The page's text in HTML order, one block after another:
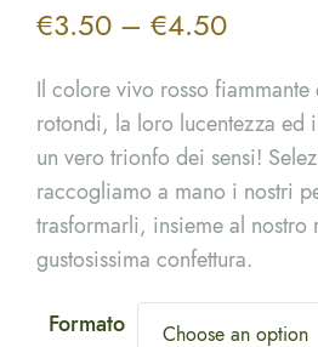
€3.50 – €4.50Price
€3.50
€4.50
Il colore vivo rosso
rotondi, la loro lucentezza ed
un vero trionfo dei sensi!
raccogliamo a mano i nostri
trasformarli, insieme al nostro
gustosissima confettura.
Formato